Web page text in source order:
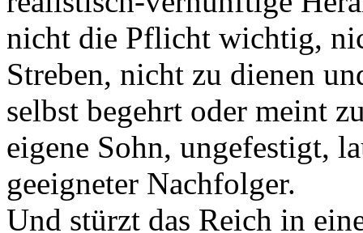
nicht die Pflicht wichtig,
Streben, nicht zu dienen
selbst begehrt oder meint
eigene Sohn, ungefestigt,
geeigneter Nachfolger.
Und stürzt das Reich in